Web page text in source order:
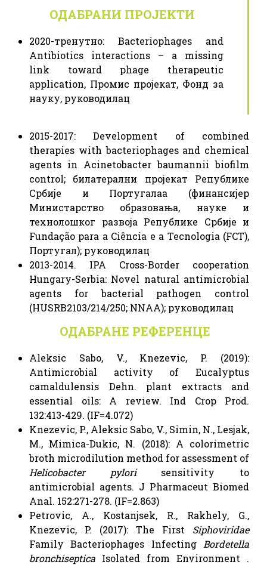
ОДАБРАНИ ПРОЈЕKТИ
2020-тренутно: Bacteriophages and
Antibiotics interactions – a missing
link toward phage therapeutic
application, Промис пројекат, Фонд за
науку, руководилац
2015-2017: Development of combined
therapies with bacteriophages and chemical
agents in Acinetobacter baumannii biofilm
control; билатерални пројекат Републике
Србије и Португалаа (финансијер
Министарство образовања, науке и
технолошког развоја Републике Србије и
Fundação para a Ciência e a Tecnologia (FCT),
Португал); руководилац
2013-2014. IPA Cross-Border cooperation
Hungary-Serbia: Novel natural antimicrobial
agents for bacterial pathogen control
(HUSRB2103/214/250; NNAA); руководилац
ОДАБРАНЕ РЕФЕРЕНЦЕ
Aleksic Sabo, V., Knezevic, P. (2019):
Antimicrobial activity of Eucalyptus
camaldulensis Dehn. plant extracts and
essential oils: A review. Ind Crop Prod.
132:413-429. (IF=4.072)
Knezevic, P., Aleksic Sabo, V., Simin, N., Lesjak,
M., Mimica-Dukic, N. (2018): A colorimetric
broth microdilution method for assessment of
Helicobacter pylorisensitivity to
antimicrobial agents. J Pharmaceut Biomed
Anal. 152:271-278. (IF=2.863)
Petrovic, A., Kostanjsek, R., Rakhely, G.,
Knezevic, P. (2017): The First Siphoviridae
Family Bacteriophages Infecting Bordetella
bronchiseptica Isolated from Environment .